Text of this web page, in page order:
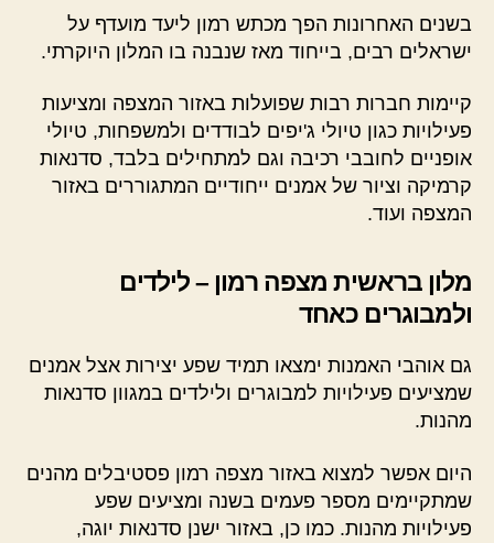
בשנים האחרונות הפך מכתש רמון ליעד מועדף על
ישראלים רבים, בייחוד מאז שנבנה בו המלון היוקרתי.
קיימות חברות רבות שפועלות באזור המצפה ומציעות
פעילויות כגון טיולי ג'יפים לבודדים ולמשפחות, טיולי
אופניים לחובבי רכיבה וגם למתחילים בלבד, סדנאות
קרמיקה וציור של אמנים ייחודיים המתגוררים באזור
המצפה ועוד.
מלון בראשית מצפה רמון – לילדים
ולמבוגרים כאחד
גם אוהבי האמנות ימצאו תמיד שפע יצירות אצל אמנים
שמציעים פעילויות למבוגרים ולילדים במגוון סדנאות
מהנות.
היום אפשר למצוא באזור מצפה רמון פסטיבלים מהנים
שמתקיימים מספר פעמים בשנה ומציעים שפע
פעילויות מהנות. כמו כן, באזור ישנן סדנאות יוגה,